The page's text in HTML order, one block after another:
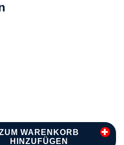
WARENKORB
HINZUFÜGEN